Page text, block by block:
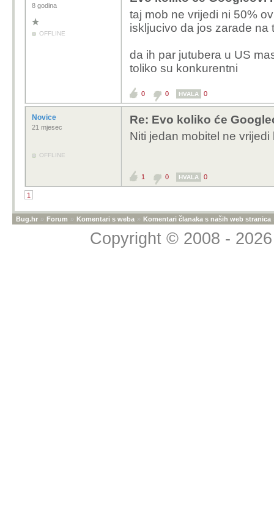
8 godina
OFFLINE
taj mob ne vrijedi ni 50%
iskljucivo da jos zarade na
da ih par jutubera u US
toliko su konkurentni
0 0 HVALA 0
Novice
21 mjesec
OFFLINE
Re: Evo koliko će
Niti jedan mobitel ne
1 0 HVALA 0
1
Bug.hr » Forum » Komentari s weba » Komentari članaka s naših web stranica
Copyright © 2008 -